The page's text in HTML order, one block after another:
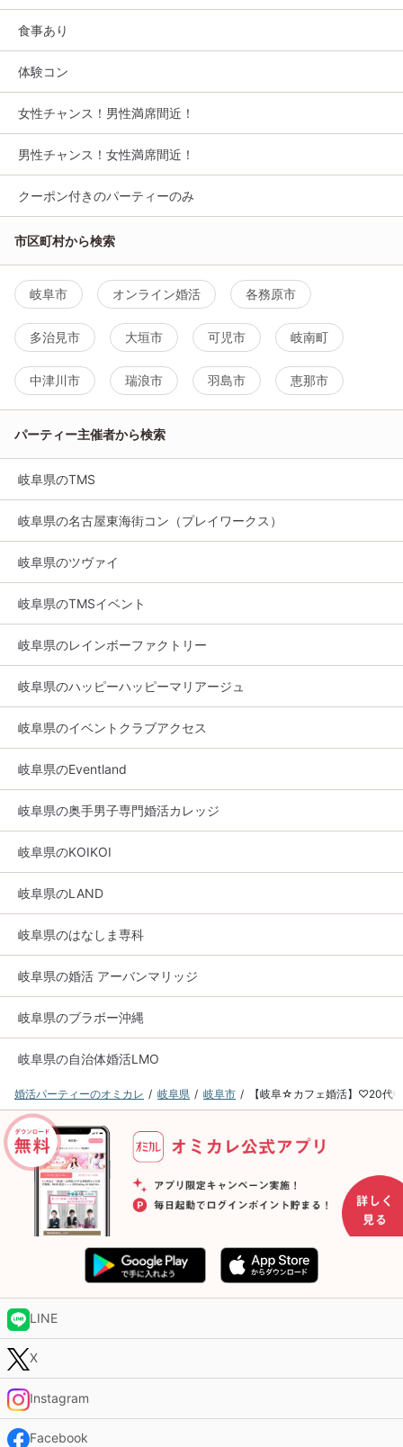
食事あり
体験コン
女性チャンス！男性満席間近！
男性チャンス！女性満席間近！
クーポン付きのパーティーのみ
市区町村から検索
岐阜市 オンライン婚活 各務原市
多治見市 大垣市 可児市 岐南町
中津川市 瑞浪市 羽島市 恵那市
パーティー主催者から検索
岐阜県のTMS
岐阜県の名古屋東海街コン（プレイワークス）
岐阜県のツヴァイ
岐阜県のTMSイベント
岐阜県のレインボーファクトリー
岐阜県のハッピーハッピーマリアージュ
岐阜県のイベントクラブアクセス
岐阜県のEventland
岐阜県の奥手男子専門婚活カレッジ
岐阜県のKOIKOI
岐阜県のLAND
岐阜県のはなしま専科
岐阜県の婚活 アーバンマリッジ
岐阜県のブラボー沖縄
岐阜県の自治体婚活LMO
婚活パーティーのオミカレ 岐阜県 岐阜市 【岐阜☆カフェ婚活】♡20代
LINE
X
Instagram
Facebook